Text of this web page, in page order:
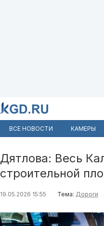
ВСЕ НОВОСТИ КАМЕРЫ
Дятлова: Весь
строительной
19.05.2026 15:55 Тема: Дороги